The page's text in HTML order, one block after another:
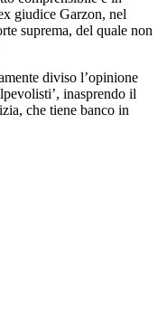
giudice Garzon, nel
suprema, del quale non
diviso l’opinione
inasprendo il
che tiene banco in